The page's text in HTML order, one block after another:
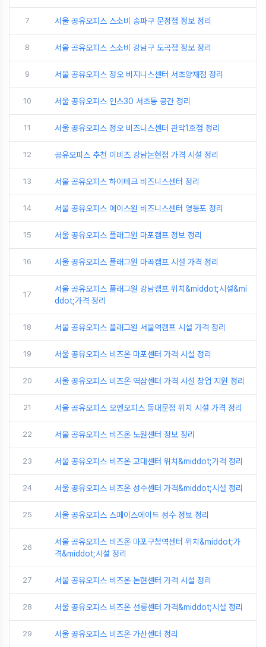
7 서울 공유오피스 스소비 송파구 문정점 정보 정리
8 서울 공유오피스 스소비 강남구 도곡점 정보 정리
9 서울 공유오피스 정오 비지니스센터 서초양재점 정리
10 서울 공유오피스 인스30 서초동 공간 정리
11 서울 공유오피스 정오 비즈니스센터 관악1호점 정리
12 공유오피스 추천 이비즈 강남논현점 가격 시설 정리
13 서울 공유오피스 하이테크 비즈니스센터 정리
14 서울 공유오피스 에이스원 비즈니스센터 영등포 정리
15 서울 공유오피스 플래그원 마포캠프 정보 정리
16 서울 공유오피스 플래그원 마곡캠프 시설 가격 정리
17
서울 공유오피스 플래그원 강남캠프 위치&middot;시설&mi
ddot;가격 정리
18 서울 공유오피스 플래그원 서울역캠프 시설 가격 정리
19 서울 공유오피스 비즈온 마포센터 가격 시설 정리
20 서울 공유오피스 비즈온 역삼센터 가격 시설 창업 지원 정리
21 서울 공유오피스 오엔오피스 동대문점 위치 시설 가격 정리
22 서울 공유오피스 비즈온 노원센터 정보 정리
23 서울 공유오피스 비즈온 교대센터 위치&middot;가격 정리
24 서울 공유오피스 비즈온 성수센터 가격&middot;시설 정리
25 서울 공유오피스 스페이스에이드 성수 정보 정리
26
서울 공유오피스 비즈온 마포구청역센터 위치&middot;가
격&middot;시설 정리
27 서울 공유오피스 비즈온 논현센터 가격 시설 정리
28 서울 공유오피스 비즈온 선릉센터 가격&middot;시설 정리
29 서울 공유오피스 비즈온 가산센터 정리